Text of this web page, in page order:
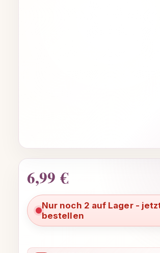
Regulärer Preis:
6,99 €
Nur noch 2 auf Lager -
bestellen